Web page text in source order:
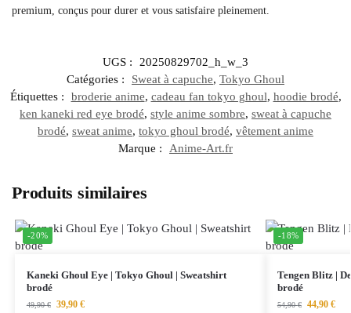
premium, conçus pour durer et vous satisfaire pleinement.
UGS :
20250829702_h_w_3
Catégories :
Sweat à capuche, Tokyo Ghoul
Étiquettes :
broderie anime, cadeau fan tokyo ghoul, hoodie brodé,
ken kaneki red eye brodé, style anime sombre, sweat à capuche
brodé, sweat anime, tokyo ghoul brodé, vêtement anime
Marque :
Anime-Art.fr
Produits similaires
-20%
Kaneki Ghoul Eye | Tokyo Ghoul | Sweatshirt
brodé
49,90€ 39,90 €
-18%
Tengen Blitz |
brodé
54,90€ 44,90 €